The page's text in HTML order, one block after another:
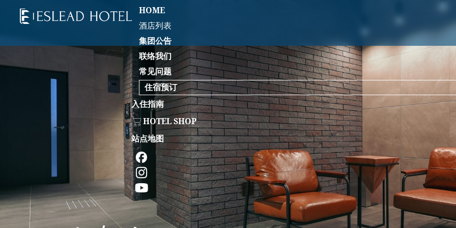
HOME
酒店列表
集团公告
联络我们
常见问题
住宿预订
入住指南
HOTEL SHOP
站点地图